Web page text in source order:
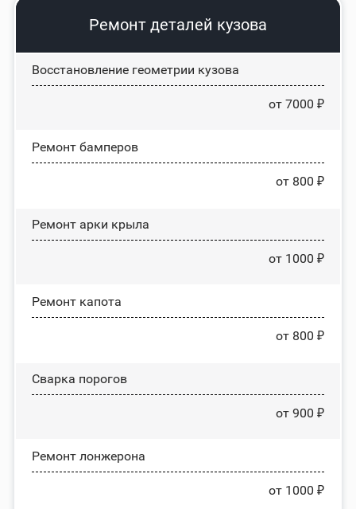
Ремонт деталей кузова
Восстановление геометрии кузова
от 7000 ₽
Ремонт бамперов
от 800 ₽
Ремонт арки крыла
от 1000 ₽
Ремонт капота
от 800 ₽
Сварка порогов
от 900 ₽
Ремонт лонжерона
от 1000 ₽